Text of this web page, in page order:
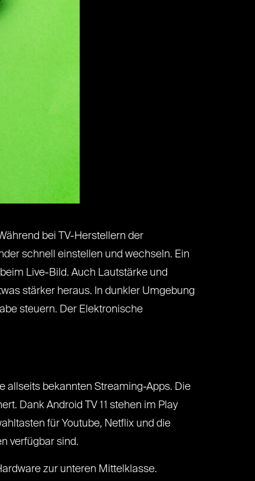
bei TV-Herstellern der
schnell einstellen und wechseln. Ein
Live-Bild. Auch Lautstärke und
stärker heraus. In dunkler Umgebung
steuern. Der Elektronische
allseits bekannten Streaming-Apps. Die
Dank Android TV 11 stehen im Play
für Youtube, Netflix und die
verfügbar sind.
zur unteren Mittelklasse.